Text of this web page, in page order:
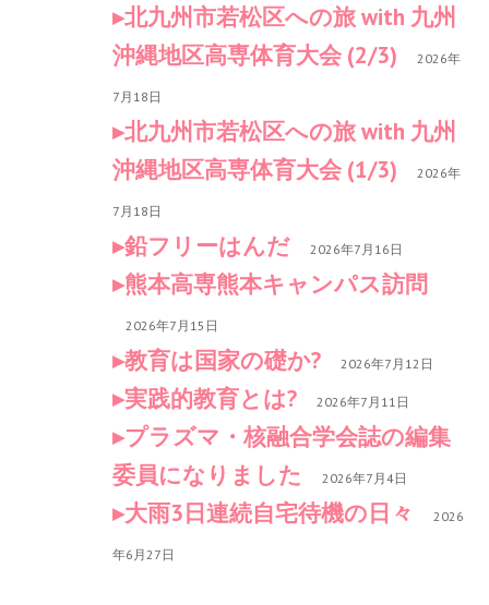
北九州市若松区への旅 with 九州
沖縄地区高専体育大会 (2/3)
2026年
7月18日
北九州市若松区への旅 with 九州
沖縄地区高専体育大会 (1/3)
2026年
7月18日
鉛フリーはんだ 2026年7月16日
熊本高専熊本キャンパス訪問
2026年7月15日
教育は国家の礎か? 2026年7月12日
実践的教育とは? 2026年7月11日
プラズマ・核融合学会誌の編集
委員になりました
2026年7月4日
大雨3日連続自宅待機の日々 2026
年6月27日